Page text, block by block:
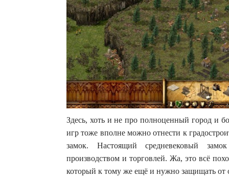
Здесь, хоть и не про полноценный город и
игр тоже вполне можно отнести к
замок. Настоящий средневековый
производством и торговлей. Жа, это всё
который к тому же ещё и нужно защищать от